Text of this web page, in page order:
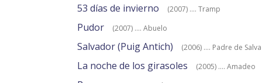
53 días de invierno (2007) .... Tramp
Pudor (2007) .... Abuelo
Salvador (Puig Antich) (2006) .... Padre de
La noche de los girasoles (2005) .... Amadeo